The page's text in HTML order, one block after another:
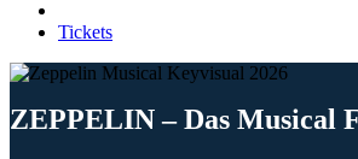
Tickets
ZEPPELIN – Das Musical